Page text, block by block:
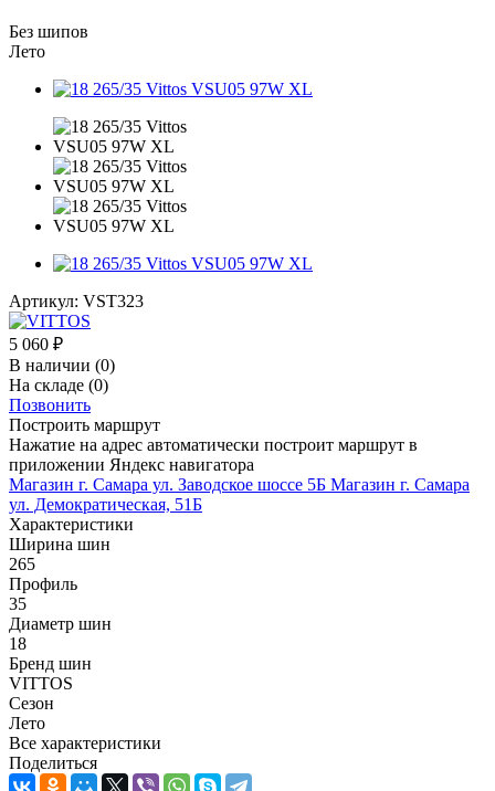
Без шипов
Лето
Артикул: VST323
5 060 ₽
В наличии (0)
На складе (0)
Позвонить
Построить маршрут
Нажатие на адрес автоматически построит маршрут в
приложении Яндекс навигатора
Магазин г. Самара ул. Заводское шоссе 5Б Магазин г. Самара
ул. Демократическая, 51Б
Характеристики
Ширина шин
265
Профиль
35
Диаметр шин
18
Бренд шин
VITTOS
Сезон
Лето
Все характеристики
Поделиться